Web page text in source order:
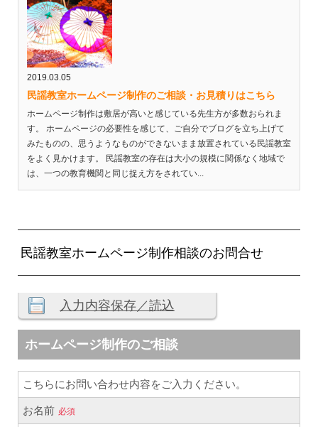
2019.03.05
民謡教室ホームページ制作のご相談・お見積りはこちら
ホームページ制作は敷居が高いと感じている先生方が多数おられま
す。 ホームページの必要性を感じて、ご自分でブログを立ち上げて
みたものの、思うようなものができないまま放置されている民謡教室
をよく見かけます。 民謡教室の存在は大小の規模に関係なく地域で
は、一つの教育機関と同じ捉え方をされてい...
民謡教室ホームページ制作相談のお問合せ